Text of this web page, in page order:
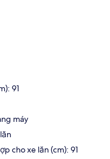
91
máy
cho xe lăn (cm): 91